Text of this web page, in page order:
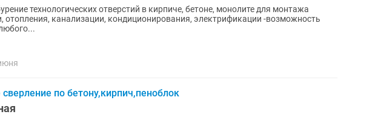
технологических отверстий в кирпиче, бетоне, монолите для монтажа
отопления, канализации, кондиционирования, электрификации -возможность
по бетону,кирпич,пеноблок